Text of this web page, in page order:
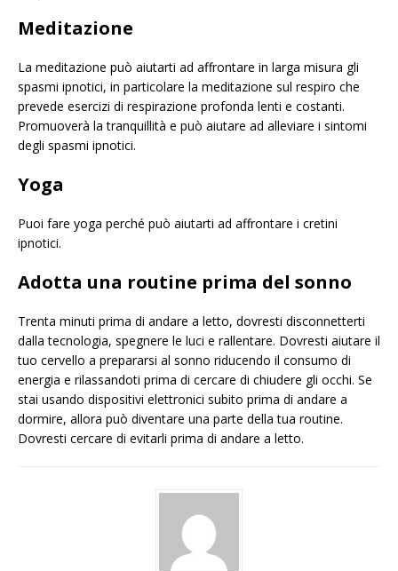
Meditazione
La meditazione può aiutarti ad affrontare in larga misura gli
spasmi ipnotici, in particolare la meditazione sul respiro che
prevede esercizi di respirazione profonda lenti e costanti.
Promuoverà la tranquillità e può aiutare ad alleviare i sintomi
degli spasmi ipnotici.
Yoga
Puoi fare yoga perché può aiutarti ad affrontare i cretini
ipnotici.
Adotta una routine prima del sonno
Trenta minuti prima di andare a letto, dovresti disconnetterti
dalla tecnologia, spegnere le luci e rallentare. Dovresti aiutare il
tuo cervello a prepararsi al sonno riducendo il consumo di
energia e rilassandoti prima di cercare di chiudere gli occhi. Se
stai usando dispositivi elettronici subito prima di andare a
dormire, allora può diventare una parte della tua routine.
Dovresti cercare di evitarli prima di andare a letto.